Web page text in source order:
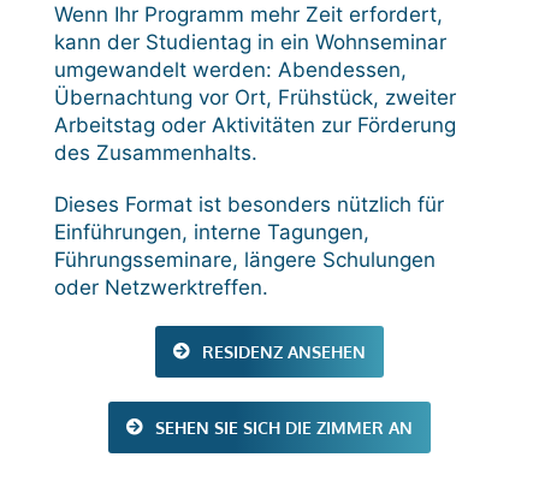
Wenn Ihr Programm mehr Zeit erfordert,
kann der Studientag in ein Wohnseminar
umgewandelt werden: Abendessen,
Übernachtung vor Ort, Frühstück, zweiter
Arbeitstag oder Aktivitäten zur Förderung
des Zusammenhalts.
Dieses Format ist besonders nützlich für
Einführungen, interne Tagungen,
Führungsseminare, längere Schulungen
oder Netzwerktreffen.
RESIDENZ ANSEHEN
SEHEN SIE SICH DIE ZIMMER AN